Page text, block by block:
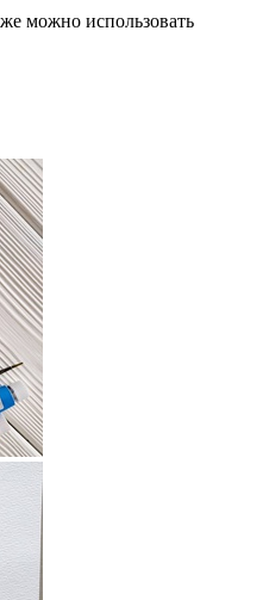
можно использовать